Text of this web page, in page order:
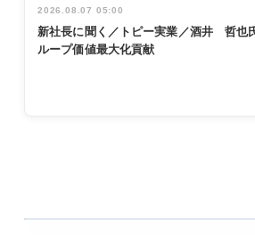
2026.08.07 05:00
新社長に聞く／トピー実業／酒井 哲也
ループ価値最大化貢献